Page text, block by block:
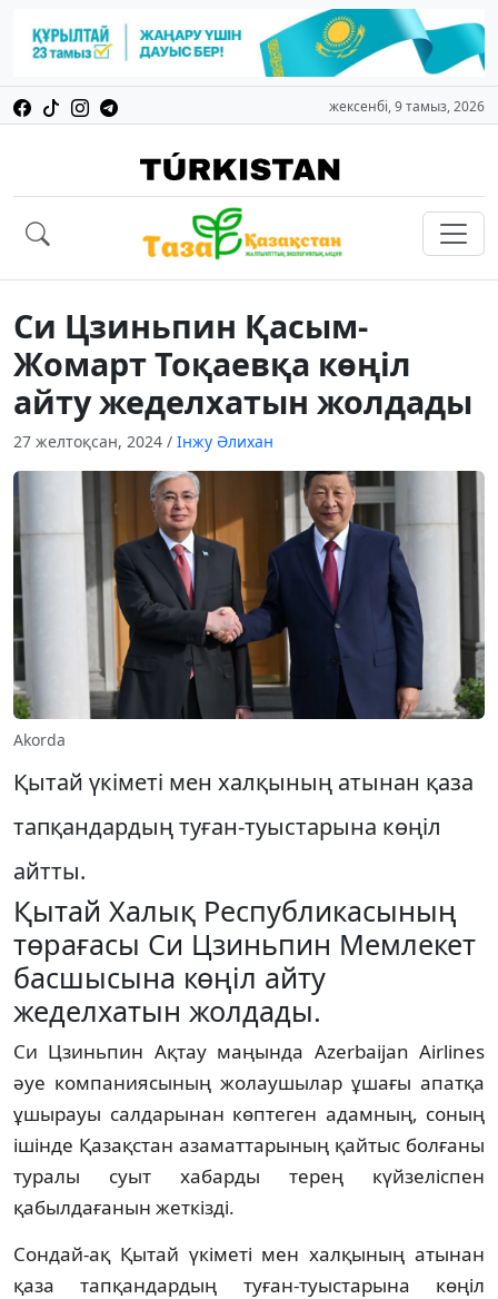
жексенбі, 9 тамыз, 2026
Си Цзиньпин Қасым-
Жомарт Тоқаевқа көңіл
айту жеделхатын жолдады
27 желтоқсан, 2024 / Інжу Әлихан
Akorda
Қытай үкіметі мен халқының атынан қаза
тапқандардың туған-туыстарына көңіл
айтты.
Қытай Халық Республикасының
төрағасы Си Цзиньпин Мемлекет
басшысына көңіл айту
жеделхатын жолдады.
Си Цзиньпин Ақтау маңында Azerbaijan Airlines
әуе компаниясының жолаушылар ұшағы апатқа
ұшырауы салдарынан көптеген адамның, соның
ішінде Қазақстан азаматтарының қайтыс болғаны
туралы суыт хабарды терең күйзеліспен
қабылдағанын жеткізді.
Сондай-ақ Қытай үкіметі мен халқының атынан
қаза тапқандардың туған-туыстарына көңіл